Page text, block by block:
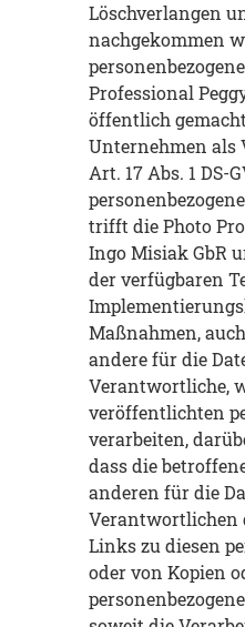
Löschverlangen
nachgekommen
Professional
öffentlich
Unternehmen als
Art. 17 Abs. 1 DS-
trifft die Photo
Ingo Misiak GbR
der verfügbaren
Maßnahmen,
andere für die
Verantwortliche,
veröffentlichten
verarbeiten,
dass die
anderen für die
Verantwortlichen
Links zu diesen
oder von Kopien